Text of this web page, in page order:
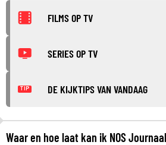
FILMS OP TV
SERIES OP TV
TIP DE KIJKTIPS VAN VANDAAG
Waar en hoe laat kan ik NOS